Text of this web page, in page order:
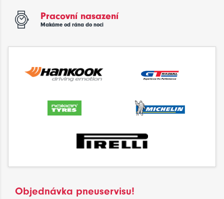
Pracovní nasazení
Makáme od rána do noci
Objednávka pneuservisu!